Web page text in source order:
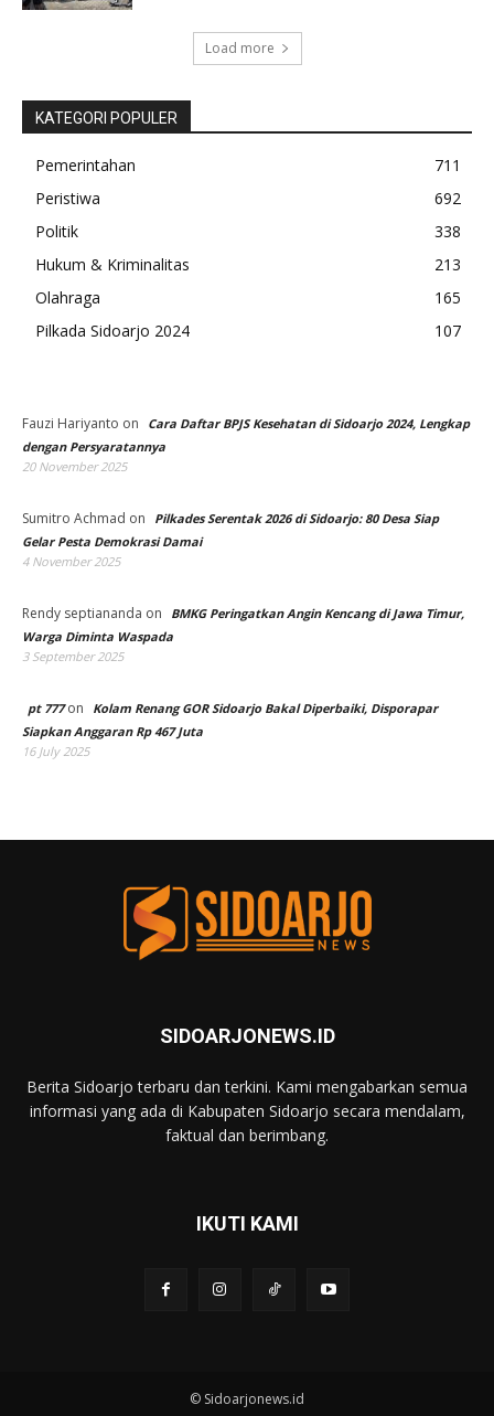
Load more
KATEGORI POPULER
Pemerintahan
711
Peristiwa
692
Politik
338
Hukum & Kriminalitas
213
Olahraga
165
Pilkada Sidoarjo 2024
107
Fauzi Hariyanto on
Cara Daftar BPJS Kesehatan di Sidoarjo 2024, Lengkap
dengan Persyaratannya
20 November 2025
Sumitro Achmad on
Pilkades Serentak 2026 di Sidoarjo: 80 Desa Siap
Gelar Pesta Demokrasi Damai
4 November 2025
Rendy septiananda on
BMKG Peringatkan Angin Kencang di Jawa Timur,
Warga Diminta Waspada
3 September 2025
pt 777on
Kolam Renang GOR Sidoarjo Bakal Diperbaiki, Disporapar
Siapkan Anggaran Rp 467 Juta
16 July 2025
SIDOARJONEWS.ID
Berita Sidoarjo terbaru dan terkini. Kami mengabarkan semua
informasi yang ada di Kabupaten Sidoarjo secara mendalam,
faktual dan berimbang.
IKUTI KAMI
© Sidoarjonews.id